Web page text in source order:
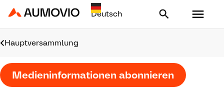
Aumovio - Homepage
Hauptversammlung
Medieninformationen abonnieren